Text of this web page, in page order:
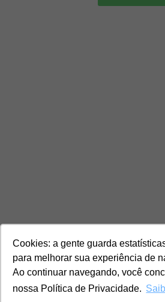
Cookies: a gente guarda
para melhorar sua experiência de
Ao continuar navegando, você
nossa Política de Privacidade.